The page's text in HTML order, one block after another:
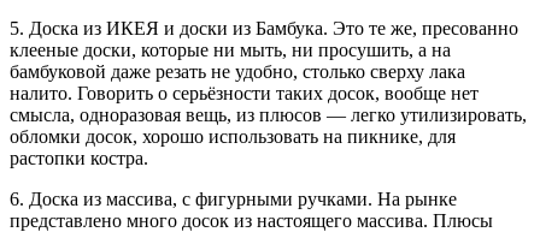
5. Доска из ИКЕЯ и доски из Бамбука. Это те же, пресованно
клееные доски, которые ни мыть, ни просушить, а на
бамбуковой даже резать не удобно, столько сверху лака
налито. Говорить о серьёзности таких досок, вообще нет
смысла, одноразовая вещь, из плюсов — легко утилизировать,
обломки досок, хорошо использовать на пикнике, для
растопки костра.
6. Доска из массива, с фигурными ручками. На рынке
представлено много досок из настоящего массива. Плюсы